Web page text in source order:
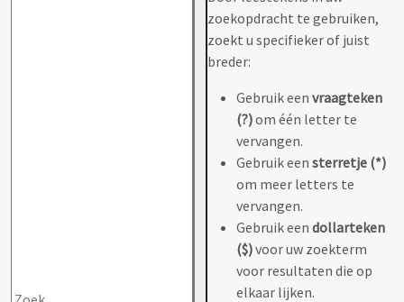
zoekopdracht te gebruiken,
zoekt u specifieker of juist
breder:
Gebruik een vraagteken
(?)om één letter te
vervangen.
Gebruik een sterretje (*)
om meer letters te
vervangen.
Gebruik een dollarteken
($)voor uw zoekterm
voor resultaten die op
elkaar lijken.